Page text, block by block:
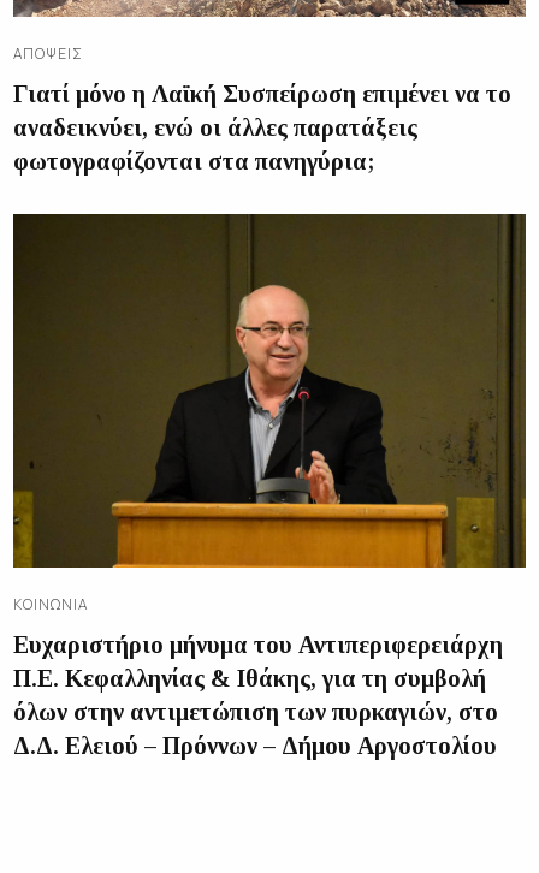
ΑΠΌΨΕΙΣ
Γιατί μόνο η Λαϊκή Συσπείρωση επιμένει να το
αναδεικνύει, ενώ οι άλλες παρατάξεις
φωτογραφίζονται στα πανηγύρια;
ΚΟΙΝΩΝΊΑ
Ευχαριστήριο μήνυμα του Αντιπεριφερειάρχη
Π.Ε. Κεφαλληνίας & Ιθάκης, για τη συμβολή
όλων στην αντιμετώπιση των πυρκαγιών, στο
Δ.Δ. Ελειού – Πρόννων – Δήμου Αργοστολίου